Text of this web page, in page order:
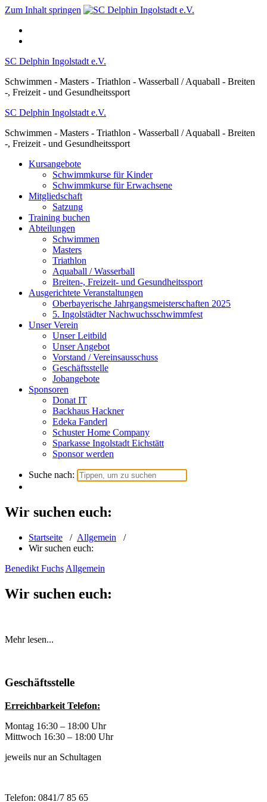
Zum Inhalt springen
SC Delphin Ingolstadt e.V.
Schwimmen - Masters - Triathlon - Wasserball / Aquaball - Breiten
-, Freizeit - und Gesundheitssport
SC Delphin Ingolstadt e.V.
Schwimmen - Masters - Triathlon - Wasserball / Aquaball - Breiten
-, Freizeit - und Gesundheitssport
Kursangebote
Schwimmkurse für Kinder
Schwimmkurse für Erwachsene
Mitgliedschaft
Satzung
Training buchen
Abteilungen
Schwimmen
Masters
Triathlon
Aquaball / Wasserball
Breiten-, Freizeit- und Gesundheitssport
Ausgerichtete Veranstaltungen
Oberbayerische Jahrgangsmeisterschaften 2025
5. Ingolstädter Nachwuchsschwimmfest
Unser Verein
Unser Leitbild
Unser Angebot
Vorstand / Vereinsausschuss
Geschäftsstelle
Jobangebote
Sponsoren
Donat IT
Backhaus Hackner
Edeka Fanderl
Schuster Home Company
Sparkasse Ingolstadt Eichstätt
Sponsor werden
Suche nach:
Wir suchen euch:
Startseite / Allgemein /
Wir suchen euch:
Benedikt Fuchs Allgemein
Wir suchen euch:
Mehr lesen...
Geschäftsstelle
Erreichbarkeit Telefon:
Montag 16:30 – 18:00 Uhr
Mittwoch 16:30 – 18:00 Uhr
jeweils nur an Schultagen
Telefon: 0841/7 85 65